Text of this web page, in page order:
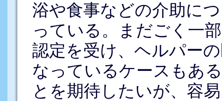
浴や食事などの介助に
っている。まだごく一
認定を受け、ヘルパー
なっているケースもあ
とを期待したいが、容